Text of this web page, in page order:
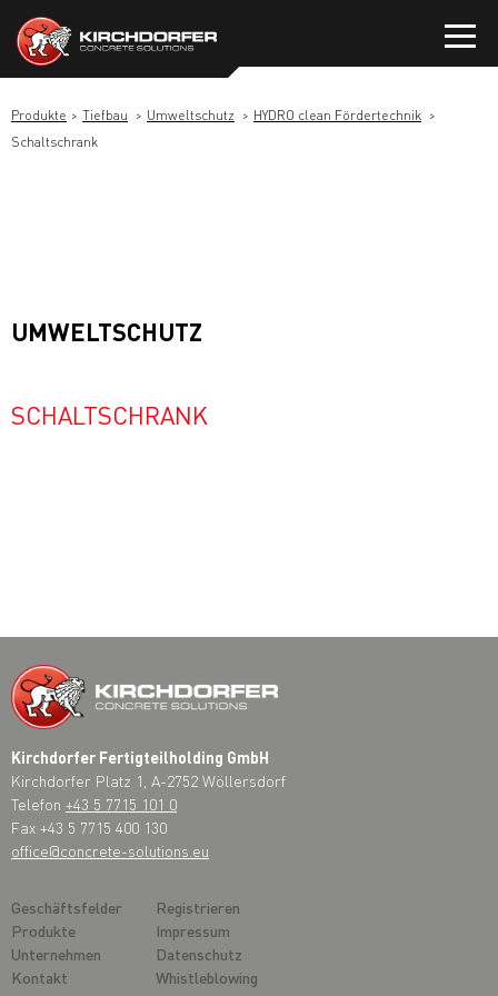
Inhalt
springen
Produkte Tiefbau Umweltschutz
HYDRO clean Fördertechnik
Schaltschrank
UMWELTSCHUTZ
SCHALTSCHRANK
Kirchdorfer Fertigteilholding GmbH
Kirchdorfer Platz 1, A-2752 Wöllersdorf
Telefon +43 5 7715 101 0
Fax +43 5 7715 400 130
office@concrete-solutions.eu
Geschäftsfelder
Produkte
Unternehmen
Kontakt
Registrieren
Impressum
Datenschutz
Whistleblowing